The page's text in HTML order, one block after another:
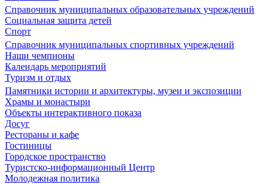
Справочник муниципальных образовательных учреждений
Социальная защита детей
Спорт
Справочник муниципальных спортивных учреждений
Наши чемпионы
Календарь мероприятий
Туризм и отдых
Памятники истории и архитектуры, музеи и экспозиции
Храмы и монастыри
Объекты интерактивного показа
Досуг
Рестораны и кафе
Гостиницы
Городское пространство
Туристско-информационный Центр
Молодежная политика